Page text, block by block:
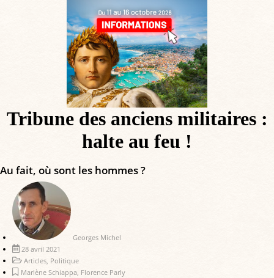
Tribune des anciens militaires :
halte au feu !
Au fait, où sont les hommes ?
Georges Michel
28 avril 2021
Articles, Politique
Marlène Schiappa, Florence Parly